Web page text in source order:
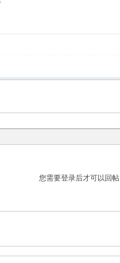
您需要登录后才可以回帖